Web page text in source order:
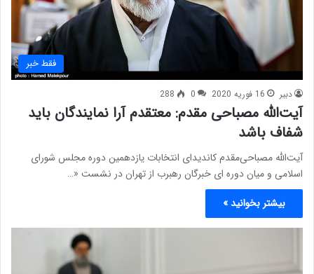
فقط خبر
دبیر 16 فوریه 2020 0
288
آیت‌الله مصباحی مقدم: معتقدم آرا نمایندگان باید
شفاف باشد
آیت‌الله مصباحی‌مقدم کاندیدای انتخابات یازدهمین دوره مجلس شورای
اسلامی و میان دوره ای خبرگان رهبرب از تهران در نشست «…
بیشتر بخوانید »